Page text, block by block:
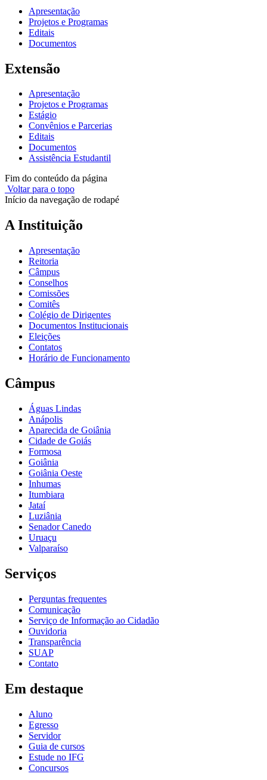
Apresentação
Projetos e Programas
Editais
Documentos
Extensão
Apresentação
Projetos e Programas
Estágio
Convênios e Parcerias
Editais
Documentos
Assistência Estudantil
Fim do conteúdo da página
Voltar para o topo
Início da navegação de rodapé
A Instituição
Apresentação
Reitoria
Câmpus
Conselhos
Comissões
Comitês
Colégio de Dirigentes
Documentos Institucionais
Eleições
Contatos
Horário de Funcionamento
Câmpus
Águas Lindas
Anápolis
Aparecida de Goiânia
Cidade de Goiás
Formosa
Goiânia
Goiânia Oeste
Inhumas
Itumbiara
Jataí
Luziânia
Senador Canedo
Uruaçu
Valparaíso
Serviços
Perguntas frequentes
Comunicação
Serviço de Informação ao Cidadão
Ouvidoria
Transparência
SUAP
Contato
Em destaque
Aluno
Egresso
Servidor
Guia de cursos
Estude no IFG
Concursos